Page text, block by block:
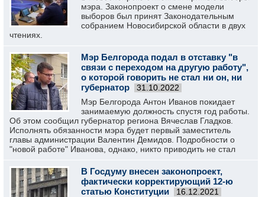
мэра. Законопроект о смене модели
выборов был принят Законодательным
собранием Новосибирской области в двух
чтениях.
Мэр Белгорода подал в отставку "в
связи с переходом на другую работу",
о которой говорить не стал ни он, ни
губернатор
31.10.2022
Мэр Белгорода Антон Иванов покидает
занимаемую должность спустя год работы.
Об этом сообщил губернатор региона Вячеслав Гладков.
Исполнять обязанности мэра будет первый заместитель
главы администрации Валентин Демидов. Подробности о
"новой работе" Иванова, однако, никто приводить не стал
В Госдуму внесен законопроект,
фактически корректирующий 12-ю
статью Конституции
16.12.2021